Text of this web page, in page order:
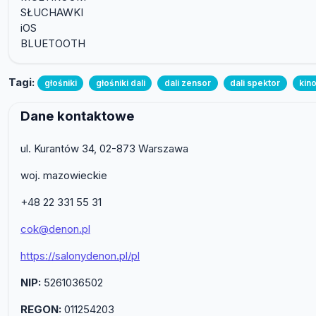
SŁUCHAWKI
iOS
BLUETOOTH
Tagi: głośniki głośniki dali dali zensor dali spektor
Dane kontaktowe
ul. Kurantów 34, 02-873 Warszawa
woj. mazowieckie
+48 22 331 55 31
cok@denon.pl
https://salonydenon.pl/pl
NIP: 5261036502
REGON: 011254203